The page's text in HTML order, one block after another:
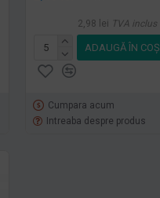
2,98 lei TVA inclus
ADAUGĂ ÎN COŞ
Cumpara acum
Intreaba despre produs